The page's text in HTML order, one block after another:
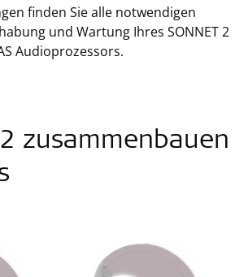
finden Sie alle notwendigen
und Wartung Ihres SONNET 2
Audioprozessors.
2 zusammenbauen